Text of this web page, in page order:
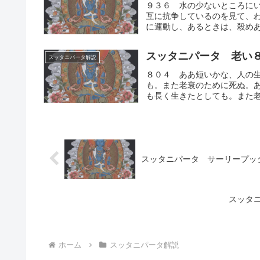
９３６ 水の少ないところに
互に抗争しているのを見て、
に運動し、あるときは、殺め
スッタニパータ解説 スッタニパータ 老い
８０４ ああ短いかな、人の
も。また老衰のために死ぬ。
も長く生きたとしても。また
スッタニパータ サーリープッ
スッタ
ホーム スッタニパータ解説